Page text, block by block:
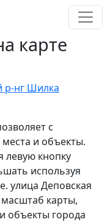
карте
р-нг Шилка
с
и объекты.
левую кнопку
используя
улица Деповская
карты,
объекты города